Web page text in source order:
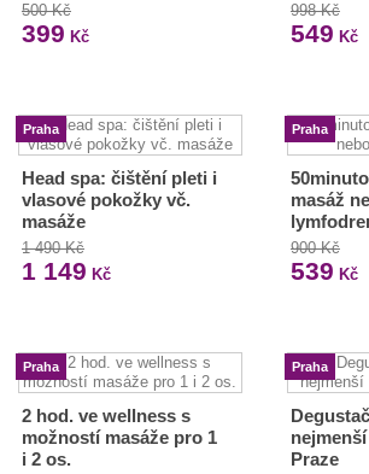
500 Kč
399 Kč
998 Kč
549 Kč
Praha
Head spa: čištění pleti i
vlasové pokožky vč.
masáže
1 490 Kč
1 149 Kč
Praha
masáž
900 Kč
539 Kč
Praha
2 hod. ve wellness s
možností masáže pro 1
i 2 os.
Praha
Praze